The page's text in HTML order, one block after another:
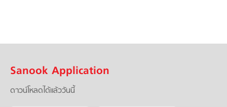
Sanook Application
ดาวน์โหลดได้แล้ววันนี้